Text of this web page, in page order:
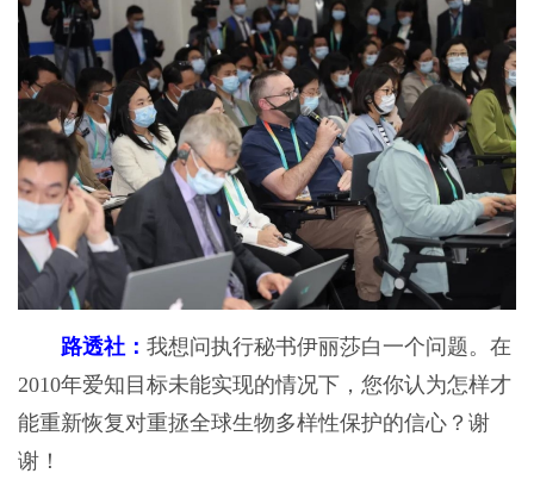
路透社： 我想问执行秘书伊丽莎白一个问题。在
2010年爱知目标未能实现的情况下，您你认为怎样才
能重新恢复对重拯全球生物多样性保护的信心？谢
谢！